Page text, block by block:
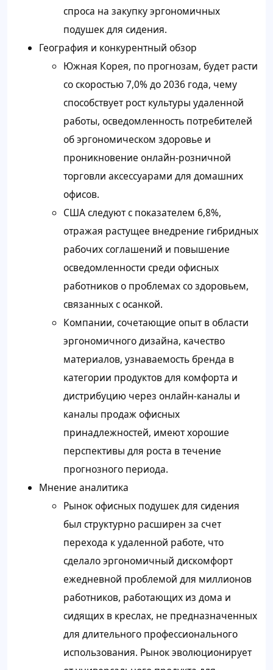
спроса на закупку эргономичных
подушек для сидения.
География и конкурентный обзор
Южная Корея, по прогнозам, будет расти
со скоростью 7,0% до 2036 года, чему
способствует рост культуры удаленной
работы, осведомленность потребителей
об эргономическом здоровье и
проникновение онлайн-розничной
торговли аксессуарами для домашних
офисов.
США следуют с показателем 6,8%,
отражая растущее внедрение гибридных
рабочих соглашений и повышение
осведомленности среди офисных
работников о проблемах со здоровьем,
связанных с осанкой.
Компании, сочетающие опыт в области
эргономичного дизайна, качество
материалов, узнаваемость бренда в
категории продуктов для комфорта и
дистрибуцию через онлайн-каналы и
каналы продаж офисных
принадлежностей, имеют хорошие
перспективы для роста в течение
прогнозного периода.
Мнение аналитика
Рынок офисных подушек для сидения
был структурно расширен за счет
перехода к удаленной работе, что
сделало эргономичный дискомфорт
ежедневной проблемой для миллионов
работников, работающих из дома и
сидящих в креслах, не предназначенных
для длительного профессионального
использования. Рынок эволюционирует